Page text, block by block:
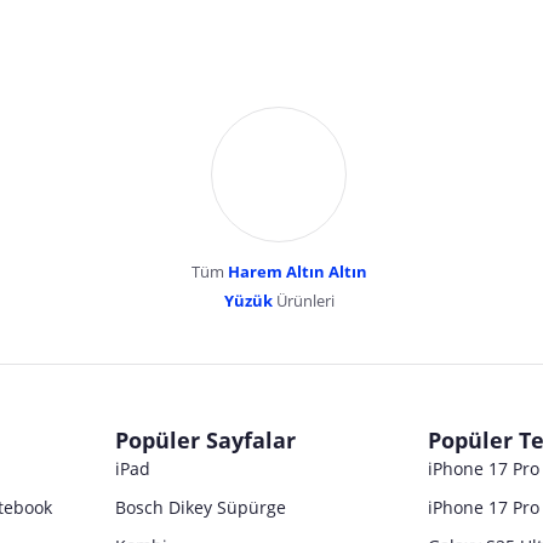
YENİBOSNA MERKEZ MAH LADİN SOK
Tüm Harem Altın Altın
YüzükÜrünleri
Popüler Sayfalar
iPad
Bosch Dikey Süpürge
Popüler
iPhone 17
iPhone 17 Pro